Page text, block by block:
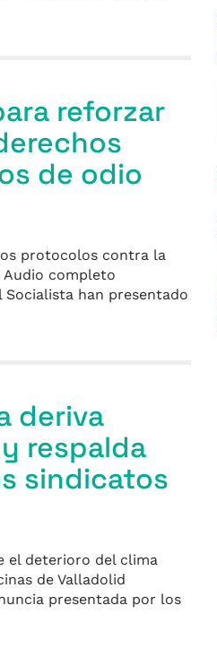
reforzar
de odio
protocolos contra la
Audio completo
Socialista han presentado
deriva
respalda
sindicatos
el deterioro del clima
de Valladolid
presentada por los